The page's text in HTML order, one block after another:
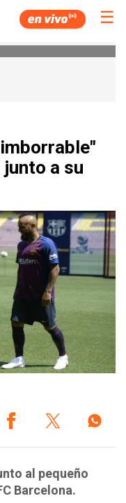
☰
a su
al pequeño
Barcelona.